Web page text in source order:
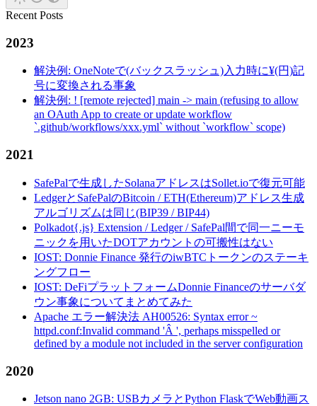
Recent Posts
2023
解決例: OneNoteで(バックスラッシュ)入力時に¥(円)記
号に変換される事象
解決例: ! [remote rejected] main -> main (refusing to allow
an OAuth App to create or update workflow
`.github/workflows/xxx.yml` without `workflow` scope)
2021
SafePalで生成したSolanaアドレスはSollet.ioで復元可能
LedgerとSafePalのBitcoin / ETH(Ethereum)アドレス生成
アルゴリズムは同じ(BIP39 / BIP44)
Polkadot{.js} Extension / Ledger / SafePal間で同一ニーモ
ニックを用いたDOTアカウントの可搬性はない
IOST: Donnie Finance 発行のiwBTCトークンのステーキ
ングフロー
IOST: DeFiプラットフォームDonnie Financeのサーバダ
ウン事象についてまとめてみた
Apache エラー解決法 AH00526: Syntax error ~
httpd.conf:Invalid command 'Â ', perhaps misspelled or
defined by a module not included in the server configuration
2020
Jetson nano 2GB: USBカメラとPython FlaskでWeb動画ス